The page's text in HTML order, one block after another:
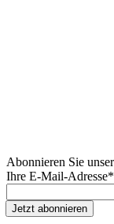
Abonnieren Sie
Ihre E-Mail-Adresse*
Jetzt abonnieren